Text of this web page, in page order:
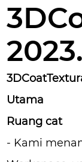
Utama
Ruang cat
- Kami